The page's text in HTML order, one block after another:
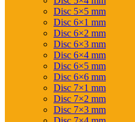
Disc 5×5 mm
Disc 6×1 mm
Disc 6×2 mm
Disc 6×3 mm
Disc 6×4 mm
Disc 6×5 mm
Disc 6×6 mm
Disc 7×1 mm
Disc 7×2 mm
Disc 7×3 mm